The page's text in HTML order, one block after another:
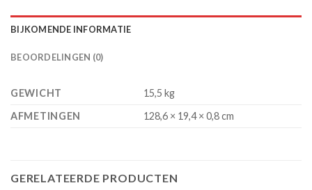
BIJKOMENDE INFORMATIE
BEOORDELINGEN (0)
GEWICHT
15,5 kg
AFMETINGEN
128,6 × 19,4 × 0,8 cm
GERELATEERDE PRODUCTEN